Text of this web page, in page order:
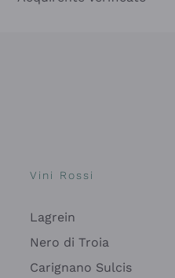
Vini Rossi
Lagrein
Nero di Troia
Carignano Sulcis